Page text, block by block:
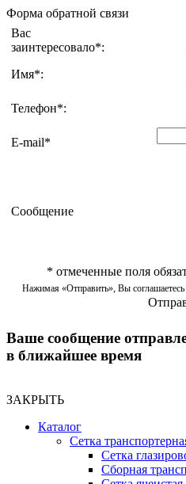
Форма обратной связи
Вас
заинтересовало*:
Имя*:
Телефон*:
E-mail*
Сообщение
* отмеченные поля
Нажимая «Отправить», Вы соглашаетесь
Ваше сообщение
в ближайшее время
ЗАКРЫТЬ
Каталог
Сетка
Сетка
Сборная